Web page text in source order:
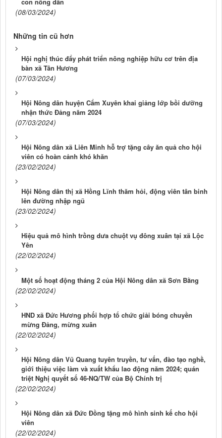
(08/03/2024)
Những tin cũ hơn
Hội nghị thúc đẩy phát triển nông nghiệp hữu cơ trên địa
bàn xã Tân Hương
(07/03/2024)
Hội Nông dân huyện Cẩm Xuyên khai giảng lớp bồi dưỡng
nhận thức Đảng năm 2024
(07/03/2024)
Hội Nông dân xã Liên Minh hỗ trợ tặng cây ăn quả cho hội
viên có hoàn cảnh khó khăn
(23/02/2024)
Hội Nông dân thị xã Hồng Lĩnh thăm hỏi, động viên tân binh
lên đường nhập ngũ
(23/02/2024)
Hiệu quả mô hình trồng dưa chuột vụ đông xuân tại xã Lộc
Yên
(22/02/2024)
Một số hoạt động tháng 2 của Hội Nông dân xã Sơn Bằng
(22/02/2024)
HND xã Đức Hương phối hợp tổ chức giải bóng chuyền
mừng Đảng, mừng xuân
(22/02/2024)
Hội Nông dân Vũ Quang tuyên truyền, tư vấn, đào tạo nghề,
giới thiệu việc làm và xuất khẩu lao động năm 2024; quán
triệt Nghị quyết số 46-NQ/TW của Bộ Chính trị
(22/02/2024)
Hội Nông dân xã Đức Đồng tặng mô hình sinh kế cho hội
viên
(22/02/2024)